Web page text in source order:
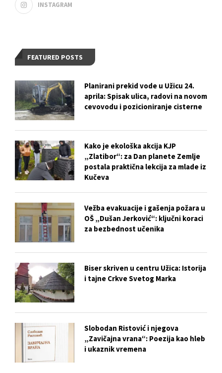
INSTAGRAM
FEATURED POSTS
Planirani prekid vode u Užicu 24.
aprila: Spisak ulica, radovi na novom
cevovodu i pozicioniranje cisterne
Kako je ekološka akcija KJP
„Zlatibor“: za Dan planete Zemlje
postala praktična lekcija za mlade iz
Kučeva
Vežba evakuacije i gašenja požara u
OŠ „Dušan Jerković“: ključni koraci
za bezbednost učenika
Biser skriven u centru Užica: Istorija
i tajne Crkve Svetog Marka
Slobodan Ristović i njegova
„Zavičajna vrana“: Poezija kao hleb
i ukaznik vremena